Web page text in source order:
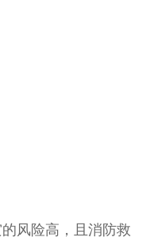
风险高，且消防救